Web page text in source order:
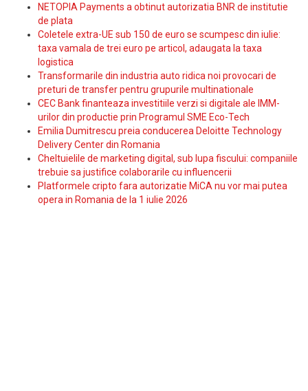
NETOPIA Payments a obtinut autorizatia BNR de institutie
de plata
Coletele extra-UE sub 150 de euro se scumpesc din iulie:
taxa vamala de trei euro pe articol, adaugata la taxa
logistica
Transformarile din industria auto ridica noi provocari de
preturi de transfer pentru grupurile multinationale
CEC Bank finanteaza investitiile verzi si digitale ale IMM-
urilor din productie prin Programul SME Eco-Tech
Emilia Dumitrescu preia conducerea Deloitte Technology
Delivery Center din Romania
Cheltuielile de marketing digital, sub lupa fiscului: companiile
trebuie sa justifice colaborarile cu influencerii
Platformele cripto fara autorizatie MiCA nu vor mai putea
opera in Romania de la 1 iulie 2026